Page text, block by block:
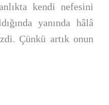
kendi nefesini
yanında hâlâ
Çünkü artık onun